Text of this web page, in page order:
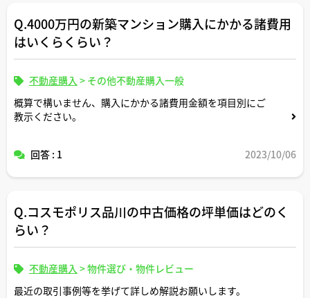
Q.4000万円の新築マンション購入にかかる諸費用
はいくらくらい？
不動産購入 > その他不動産購入一般
概算で構いません、購入にかかる諸費用金額を項目別にご
教示ください。
回答 : 1 2023/10/06
Q.コスモポリス品川の中古価格の坪単価はどのく
らい？
不動産購入 >物件選び・物件レビュー
最近の取引事例等を挙げて詳しめ解説お願いします。